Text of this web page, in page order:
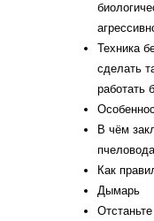
Техника
сделать
работать
В чём
Как
Дымарь